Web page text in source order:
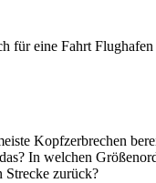
für eine Fahrt
Kopfzerbrechen
In welchen
Strecke zurück?